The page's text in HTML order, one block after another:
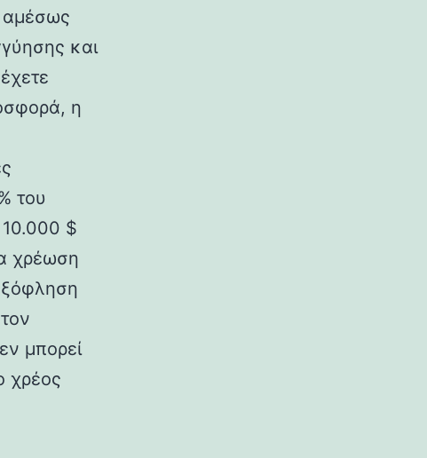
αμέσως
και
η
του
10.000 $
χρέωση
μπορεί
χρέος